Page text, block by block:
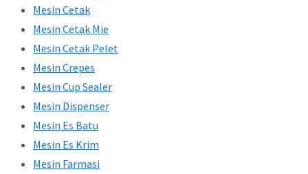
Mesin Cetak
Mesin Cetak Mie
Mesin Cetak Pelet
Mesin Crepes
Mesin Cup Sealer
Mesin Dispenser
Mesin Es Batu
Mesin Es Krim
Mesin Farmasi